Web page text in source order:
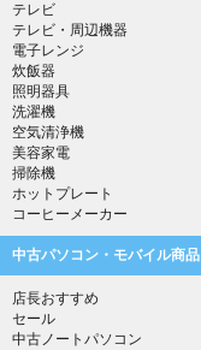
テレビ
テレビ・周辺機器
電子レンジ
炊飯器
照明器具
洗濯機
空気清浄機
美容家電
掃除機
ホットプレート
コーヒーメーカー
中古パソコン・モバイル商品
店長おすすめ
セール
中古ノートパソコン